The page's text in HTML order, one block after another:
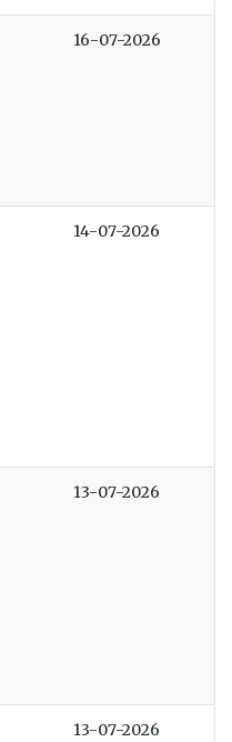
16-07-2026
14-07-2026
13-07-2026
13-07-2026